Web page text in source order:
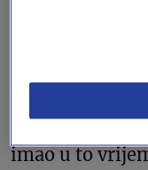
njegovu
“Kada sam
sam temeljio
imao u to